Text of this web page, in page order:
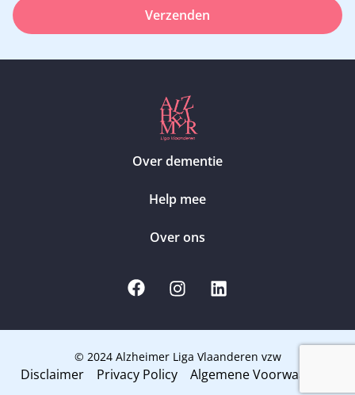
Verzenden
Over dementie
Help mee
Over ons
© 2024 Alzheimer Liga Vlaanderen vzw
Disclaimer Privacy Policy Algemene Voorwaarden